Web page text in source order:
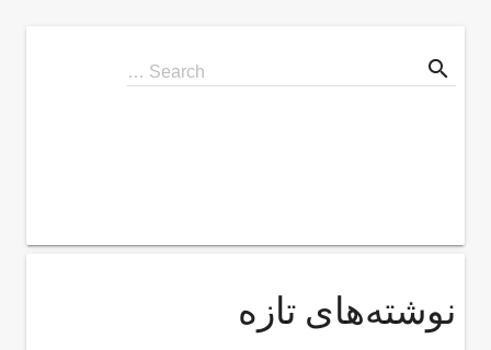
Search
for
Search … search
نوشته‌های تازه